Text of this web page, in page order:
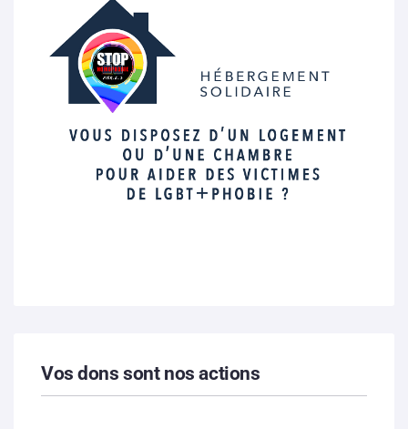
Vos dons sont nos actions